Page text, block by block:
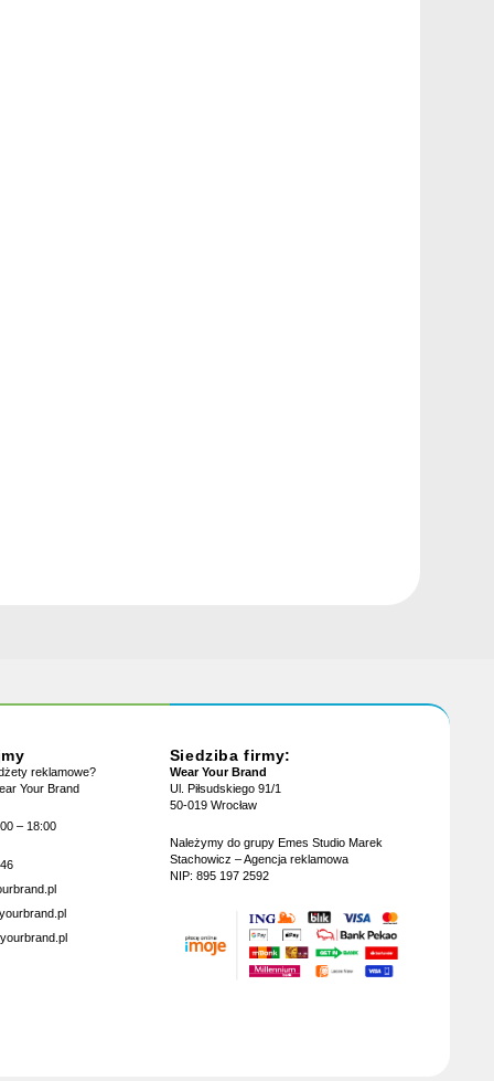
reklamowe?
Your Brand
– 18:00
Siedziba firmy:
Wear Your Brand
Ul. Piłsudskiego 91/1
50-019 Wrocław
Należymy do grupy Emes Studio Marek
Stachowicz – Agencja reklamowa
NIP: 895 197 2592